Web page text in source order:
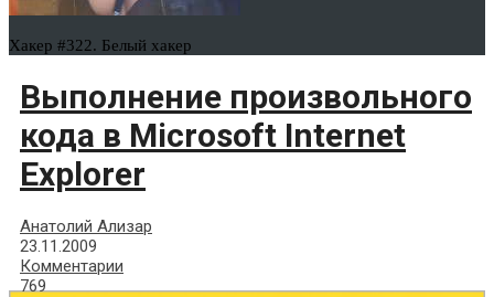
Хакер #322. Белый хакер
Выполнение произвольного
кода в Microsoft Internet
Explorer
Анатолий Ализар
23.11.2009
Комментарии
769